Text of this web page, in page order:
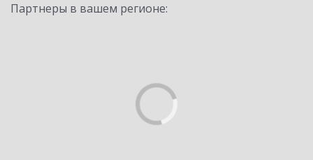
Партнеры в вашем регионе: